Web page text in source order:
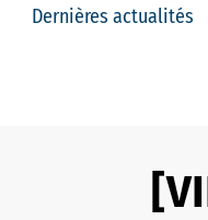
Dernières actualités